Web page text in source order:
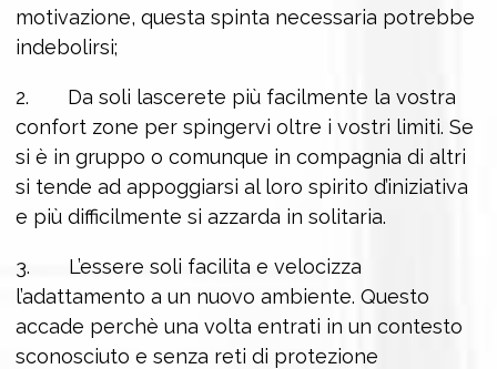
motivazione, questa spinta necessaria potrebbe
indebolirsi;
2. Da soli lascerete più facilmente la vostra
confort zone per spingervi oltre i vostri limiti. Se
si è in gruppo o comunque in compagnia di altri
si tende ad appoggiarsi al loro spirito d’iniziativa
e più difficilmente si azzarda in solitaria.
3. L’essere soli facilita e velocizza
l’adattamento a un nuovo ambiente. Questo
accade perchè una volta entrati in un contesto
sconosciuto e senza reti di protezione